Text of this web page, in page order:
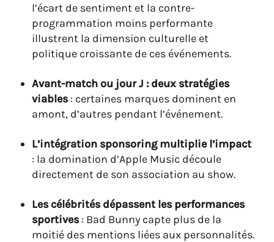
l’écart de sentiment et la contre-
programmation moins performante
illustrent la dimension culturelle et
politique croissante de ces événements.
Avant-match ou jour J : deux stratégies
viables: certaines marques dominent en
amont, d’autres pendant l’événement.
L’intégration sponsoring multiplie l’impact
: la domination d’Apple Music découle
directement de son association au show.
Les célébrités dépassent les performances
sportives: Bad Bunny capte plus de la
moitié des mentions liées aux personnalités.